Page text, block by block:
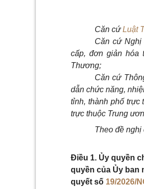
Căn cứLuật
Căn cứ Nghị
cấp, đơn giản hóa
Thương;
Căn cứ
dẫn chức năng,
tỉnh, thành phố trực
trực thuộc Trung
Theo đề nghị
Điều 1. Ủy quyền
quyền của Ủy ban
quyết số 19/2026/